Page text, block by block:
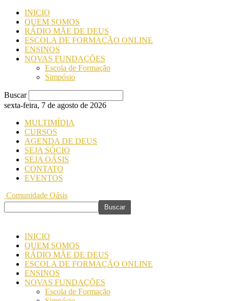
INICIO
QUEM SOMOS
RÁDIO MÃE DE DEUS
ESCOLA DE FORMAÇÃO ONLINE
ENSINOS
NOVAS FUNDAÇÕES
Escola de Formação
Simpósio
Buscar
sexta-feira, 7 de agosto de 2026
MULTIMÍDIA
CURSOS
AGENDA DE DEUS
SEJA SÓCIO
SEJA OÁSIS
CONTATO
EVENTOS
Comunidade Oásis
INICIO
QUEM SOMOS
RÁDIO MÃE DE DEUS
ESCOLA DE FORMAÇÃO ONLINE
ENSINOS
NOVAS FUNDAÇÕES
Escola de Formação